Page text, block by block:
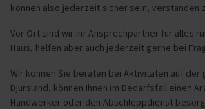
können also jederzeit sicher sein, verstanden
Vor Ort sind wir ihr Ansprechpartner für alles
Haus, helfen aber auch jederzeit gerne bei
Wir können Sie beraten bei Aktivitäten auf der
Djursland, können Ihnen im Bedarfsfall einen
Handwerker oder den Abschleppdienst